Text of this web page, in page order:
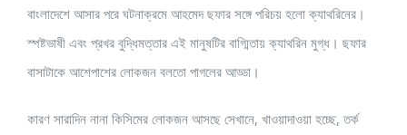
বাংলাদেশে আসার পরে ঘটনাক্রমে আহমেদ ছফার সঙ্গে পরিচয় হলো ক্যাথরিনের।
স্পষ্টভাষী এবং প্রখর বুদ্ধিমত্তার এই মানুষটির বাগ্মিতায় ক্যাথরিন মুগ্ধ। ছফার
বাসাটাকে আশেপাশের লোকজন বলতো পাগলের আড্ডা।
কারণ সারাদিন নানা কিসিমের লোকজন আসছে সেখানে, খাওয়াদাওয়া হচ্ছে, তর্ক